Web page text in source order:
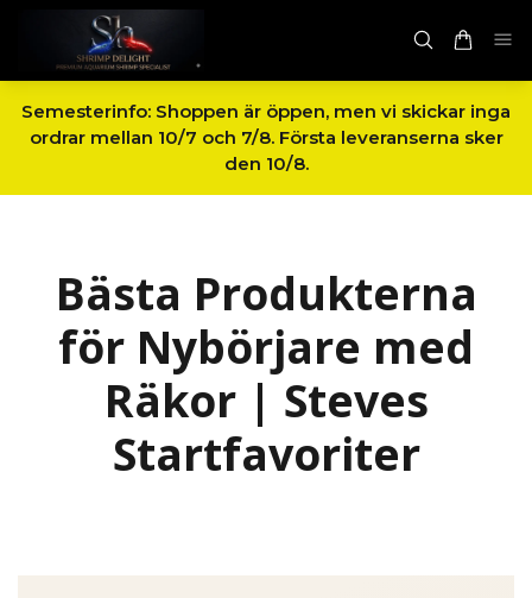
Semesterinfo: Shoppen är öppen, men vi skickar inga
ordrar mellan 10/7 och 7/8. Första leveranserna sker
den 10/8.
Bästa Produkterna
för Nybörjare med
Räkor | Steves
Startfavoriter